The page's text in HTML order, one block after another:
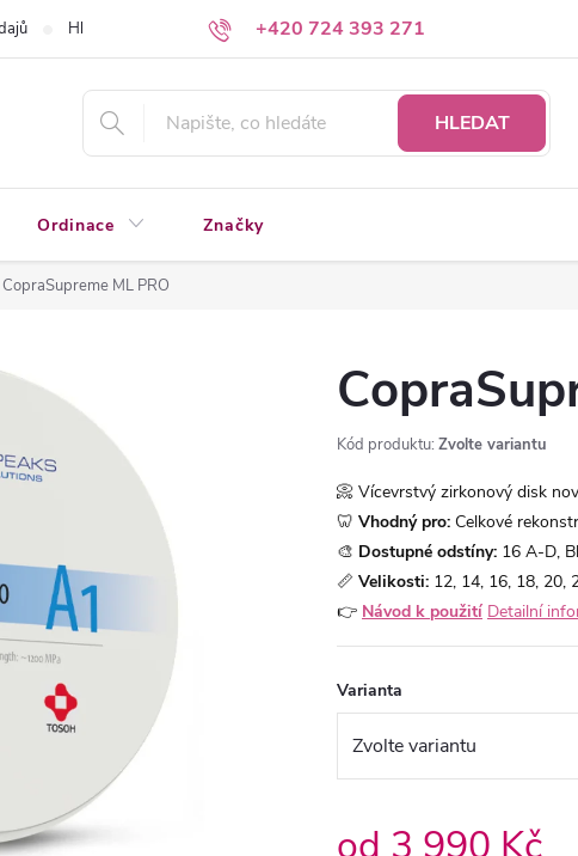
+420 724 393 271
Hledáte a nenacházíte? Napište nám
HLEDAT
Ordinace Značky
CopraSupreme ML PRO
Kód produktu: Zvolte variantu
📀 Vícevrstvý zirkonový disk
🦷 Vhodný pro: Celkové
🎨 Dostupné odstíny: 16 A-D,
📏 Velikosti: 12, 14, 16, 18, 20,
👉 Návod k použití Detailní
Varianta